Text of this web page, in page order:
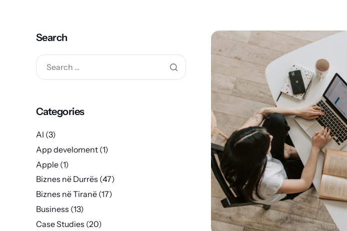
Search
Categories
AI (3)
App develoment (1)
Apple (1)
Biznes në Durrës (47)
Biznes në Tiranë (17)
Business (13)
Case Studies (20)